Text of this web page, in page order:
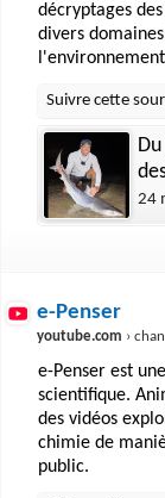
décryptages
divers
24
e-Penser
youtube.com › channel ›
e-Penser est
scientifique.
des vidéos
chimie de
public.